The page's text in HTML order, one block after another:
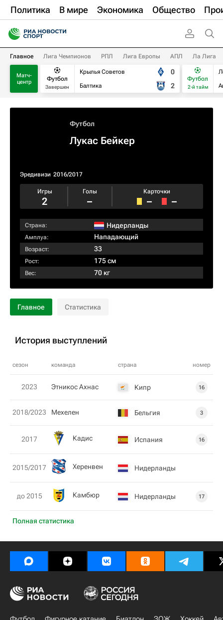
Политика В мире Экономика Общество
Главное Лига Чемпионов РПЛ Лига Европы АПЛ Ла Лига
Матч-
центр
Футбол
Завершен
Крылья Советов
Балтика
0
2
Футбол
2-й тайм
Футбол
Лукас Бейкер
Эредивизи 2016/2017
Игры
2
Голы
–
Карточки
– –
Страна: Нидерланды
Амплуа: Нападающий
Возраст: 33
Рост: 175 см
Вес: 70 кг
Главное Статистика
История выступлений
сезон команда страна номер
Полная статистика
2023 Этникос Ахнас Кипр 16
2018/2023 Мехелен Бельгия 3
2017 Кадис Испания 16
2015/2017 Херенвен Нидерланды
до 2015 Камбюр Нидерланды 17